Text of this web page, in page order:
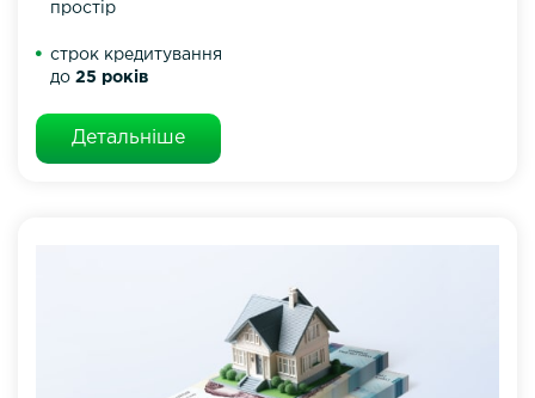
простір
строк кредитування
до 25 років
Детальніше